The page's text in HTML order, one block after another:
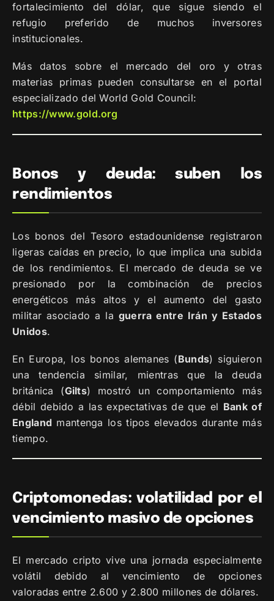
fortalecimiento del dólar, que sigue siendo el
refugio preferido de muchos inversores
institucionales.
Más datos sobre el mercado del oro y otras
materias primas pueden consultarse en el portal
especializado del World Gold Council:
https://www.gold.org
Bonos y deuda: suben los
rendimientos
Los bonos del Tesoro estadounidense registraron
ligeras caídas en precio, lo que implica una subida
de los rendimientos. El mercado de deuda se ve
presionado por la combinación de precios
energéticos más altos y el aumento del gasto
militar asociado a la guerra entre Irán y Estados
Unidos.
En Europa, los bonos alemanes (Bunds) siguieron
una tendencia similar, mientras que la deuda
británica (Gilts) mostró un comportamiento más
débil debido a las expectativas de que el Bank of
England mantenga los tipos elevados durante más
tiempo.
Criptomonedas: volatilidad por el
vencimiento masivo de opciones
El mercado cripto vive una jornada especialmente
volátil debido al vencimiento de opciones
valoradas entre 2.600 y 2.800 millones de dólares.